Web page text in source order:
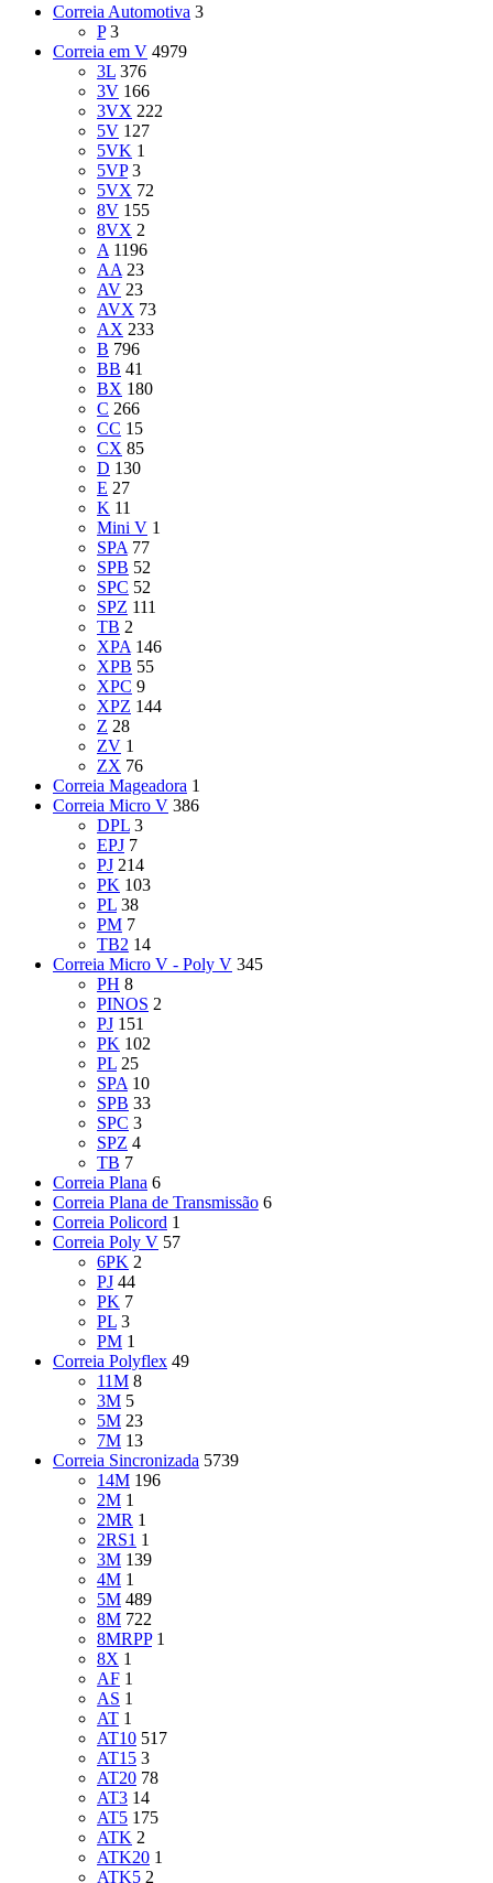
Correia Automotiva 3
P 3
Correia em V 4979
3L 376
3V 166
3VX 222
5V 127
5VK 1
5VP 3
5VX 72
8V 155
8VX 2
A 1196
AA 23
AV 23
AVX 73
AX 233
B 796
BB 41
BX 180
C 266
CC 15
CX 85
D 130
E 27
K 11
Mini V 1
SPA 77
SPB 52
SPC 52
SPZ 111
TB 2
XPA 146
XPB 55
XPC 9
XPZ 144
Z 28
ZV 1
ZX 76
Correia Mageadora 1
Correia Micro V 386
DPL 3
EPJ 7
PJ 214
PK 103
PL 38
PM 7
TB2 14
Correia Micro V - Poly V 345
PH 8
PINOS 2
PJ 151
PK 102
PL 25
SPA 10
SPB 33
SPC 3
SPZ 4
TB 7
Correia Plana 6
Correia Plana de Transmissão 6
Correia Policord 1
Correia Poly V 57
6PK 2
PJ 44
PK 7
PL 3
PM 1
Correia Polyflex 49
11M 8
3M 5
5M 23
7M 13
Correia Sincronizada 5739
14M 196
2M 1
2MR 1
2RS1 1
3M 139
4M 1
5M 489
8M 722
8MRPP 1
8X 1
AF 1
AS 1
AT 1
AT10 517
AT15 3
AT20 78
AT3 14
AT5 175
ATK 2
ATK20 1
ATK5 2